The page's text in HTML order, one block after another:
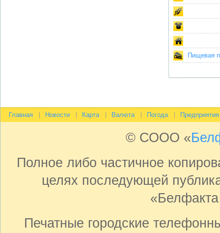
Пищевая
Главная Новости Карта Валюта Погода Предприятия
© СООО «
Полное либо частичное
целях последующей
Печатные городские